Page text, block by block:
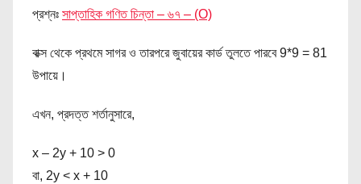
পূ
চি
প্রশ্নঃ সাপ্তাহিক গণিত চিন্তা – ৬৭ – (O)
বাক্স থেকে প্রথমে সাগর ও তারপরে জুবায়ের কার্ড তুলতে পারবে 9*9 = 81
উপায়ে।
এখন, প্রদত্ত শর্তানুসারে,
x – 2y + 10 > 0
বা, 2y < x + 10